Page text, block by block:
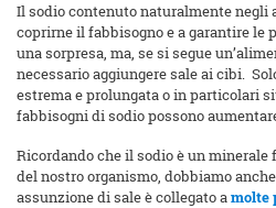
Il sodio contenuto naturalmente negli
coprirne il fabbisogno e a garantire le
una sorpresa, ma, se si segue
necessario aggiungere sale ai cibi.
estrema e prolungata o in particolari
fabbisogni di sodio possono
Ricordando che il sodio è un minerale
del nostro organismo, dobbiamo
assunzione di sale è collegato amolte